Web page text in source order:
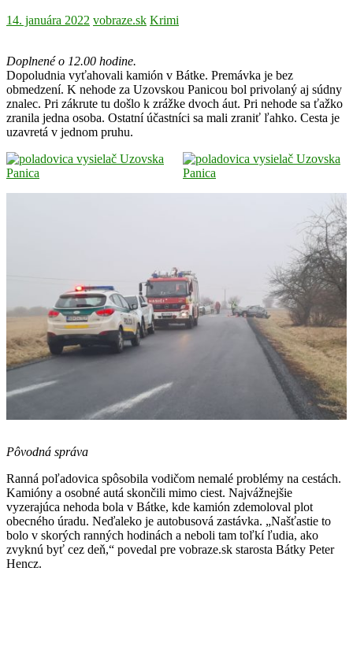
14. januára 2022 vobraze.sk Krimi
Doplnené o 12.00 hodine.
Dopoludnia vyťahovali kamión v Bátke. Premávka je bez
obmedzení. K nehode za Uzovskou Panicou bol privolaný aj súdny
znalec. Pri zákrute tu došlo k zrážke dvoch áut. Pri nehode sa ťažko
zranila jedna osoba. Ostatní účastníci sa mali zraniť ľahko. Cesta je
uzavretá v jednom pruhu.
Pôvodná správa
Ranná poľadovica spôsobila vodičom nemalé problémy na cestách.
Kamióny a osobné autá skončili mimo ciest. Najvážnejšie
vyzerajúca nehoda bola v Bátke, kde kamión zdemoloval plot
obecného úradu. Neďaleko je autobusová zastávka. „Našťastie to
bolo v skorých ranných hodinách a neboli tam toľkí ľudia, ako
zvyknú byť cez deň,“ povedal pre vobraze.sk starosta Bátky Peter
Hencz.